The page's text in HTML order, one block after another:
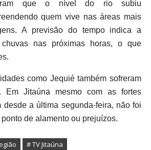
que o nível do rio subiu
quem vive nas áreas mais
A previsão do tempo indica a
nas próximas horas, o que
como Jequié também sofreram
Em Jitaúna mesmo com as fortes
desde a última segunda-feira, não foi
de alamento ou prejuízos.
# TV Jitaúna